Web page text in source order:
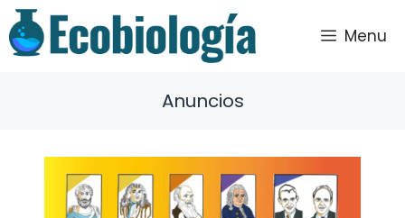
Saltar
al
contenido
Menu
Anuncios